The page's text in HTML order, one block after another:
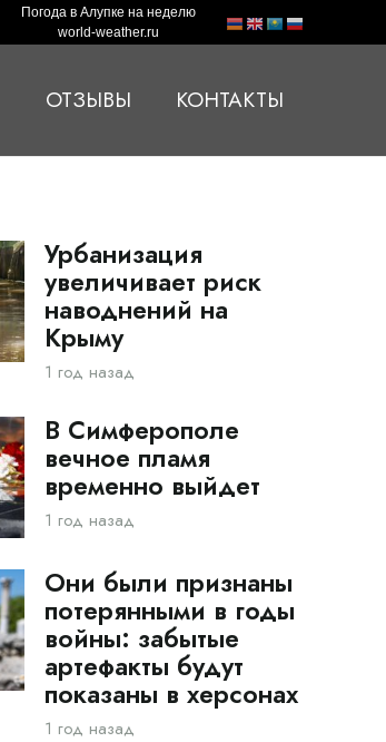
Погода в Алупке на неделю
world-weather.ru
ОТЗЫВЫ КОНТАКТЫ
Урбанизация
увеличивает риск
наводнений на
Крыму
1 год назад
В Симферополе
вечное пламя
временно выйдет
1 год назад
Они были признаны
потерянными в годы
войны: забытые
артефакты будут
показаны в херсонах
1 год назад